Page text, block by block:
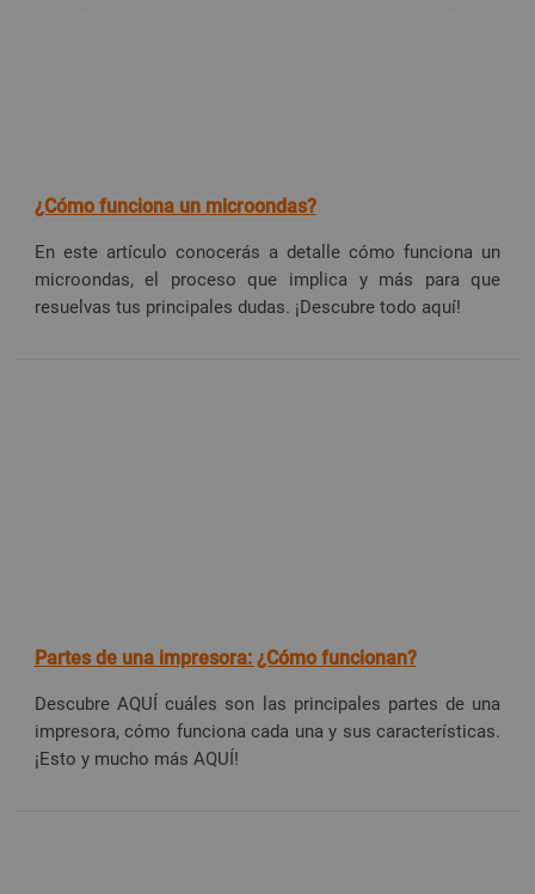
¿Cómo funciona un microondas?
En este artículo conocerás a detalle cómo funciona un
microondas, el proceso que implica y más para que
resuelvas tus principales dudas. ¡Descubre todo aquí!
Partes de una impresora: ¿Cómo funcionan?
Descubre AQUÍ cuáles son las principales partes de una
impresora, cómo funciona cada una y sus características.
¡Esto y mucho más AQUÍ!